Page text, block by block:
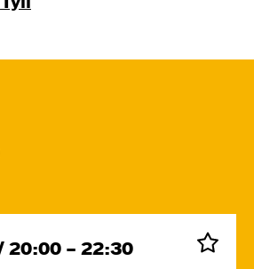
20:00 – 22:30